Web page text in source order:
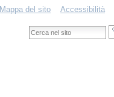
Mappa del sito Accessibilità
Cerca
nel